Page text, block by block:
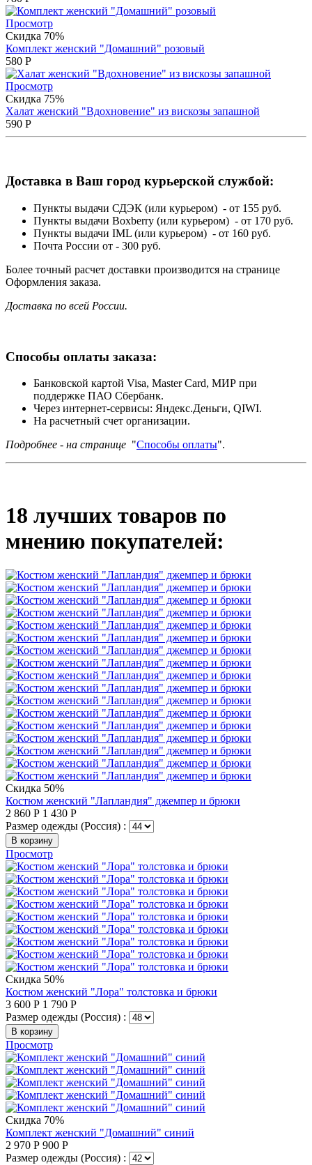
Просмотр
Скидка 70%
Комплект женский "Домашний" розовый
580 Р
Просмотр
Скидка 75%
Халат женский "Вдохновение" из вискозы запашной
590 Р
Доставка в Ваш город курьерской службой:
Пункты выдачи СДЭК (или курьером) - от 155 руб.
Пункты выдачи Boxberry (или курьером) - от 170 руб.
Пункты выдачи IML (или курьером) - от 160 руб.
Почта России от - 300 руб.
Более точный расчет доставки производится на странице
Оформления заказа.
Доставка по всей России.
Способы оплаты заказа:
Банковской картой Visa, Master Card, МИР при
поддержке ПАО Сбербанк.
Через интернет-сервисы: Яндекс.Деньги, QIWI.
На расчетный счет организации.
Подробнее - на странице "Способы оплаты".
18 лучших товаров по
мнению покупателей:
Скидка 50%
Костюм женский "Лапландия" джемпер и брюки
2 860 Р 1 430 Р
Размер одежды (Россия) :
В корзину
Просмотр
Скидка 50%
Костюм женский "Лора" толстовка и брюки
3 600 Р 1 790 Р
Размер одежды (Россия) :
В корзину
Просмотр
Скидка 70%
Комплект женский "Домашний" синий
2 970 Р 900 Р
Размер одежды (Россия) :